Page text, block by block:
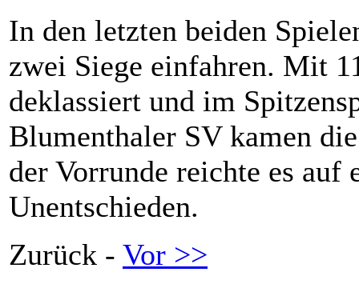
In den letzten beiden
zwei Siege einfahren. Mit
deklassiert und im
Blumenthaler SV kamen
der Vorrunde reichte es auf
Unentschieden.
Zurück - Vor >>